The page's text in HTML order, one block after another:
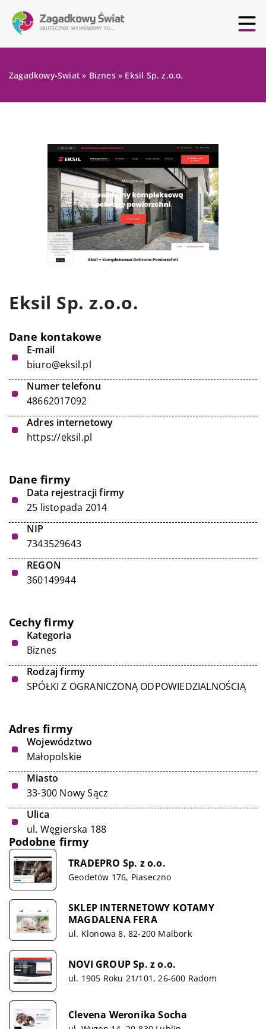
Zagadkowy-Swiat » Biznes » Eksil Sp. z.o.o.
Eksil Sp. z.o.o.
Dane kontakowe
E-mail
biuro@eksil.pl
Numer telefonu
48662017092
Adres internetowy
https://eksil.pl
Dane firmy
Data rejestracji firmy
25 listopada 2014
NIP
7343529643
REGON
360149944
Cechy firmy
Kategoria
Biznes
Rodzaj firmy
SPÓŁKI Z OGRANICZONĄ ODPOWIEDZIALNOŚCIĄ
Adres firmy
Województwo
Małopolskie
Miasto
33-300 Nowy Sącz
Ulica
ul. Węgierska 188
Podobne firmy
TRADEPRO Sp. z o.o.
Geodetów 176, Piaseczno
SKLEP INTERNETOWY KOTAMY
MAGDALENA FERA
ul. Klonowa 8, 82-200 Malbork
NOVI GROUP Sp. z o.o.
ul. 1905 Roku 21/101, 26-600 Radom
Clevena Weronika Socha